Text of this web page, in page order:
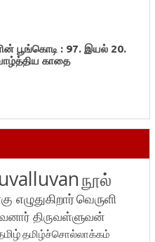
பூங்கொடி : 97. இயல் 20.
காதை
நூல்
எழுதுகிறார்வெருளி
திருவள்ளுவன்
தமிழ்ச்சொல்லாக்கம்